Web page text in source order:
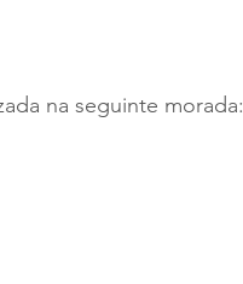
na seguinte morada: